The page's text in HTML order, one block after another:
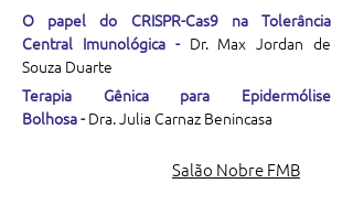
O papel do CRISPR-Cas9 na Tolerância
Central Imunológica - Dr. Max Jordan de
Souza Duarte
Terapia Gênica para Epidermólise
Bolhosa- Dra. Julia Carnaz Benincasa
Salão Nobre FMB